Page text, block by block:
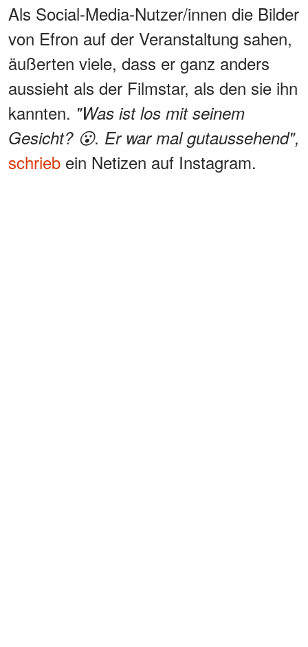
Als Social-Media-Nutzer/innen die Bilder
von Efron auf der Veranstaltung sahen,
äußerten viele, dass er ganz anders
aussieht als der Filmstar, als den sie ihn
kannten. "Was ist los mit seinem
Gesicht? 😮. Er war mal gutaussehend",
schrieb ein Netizen auf Instagram.